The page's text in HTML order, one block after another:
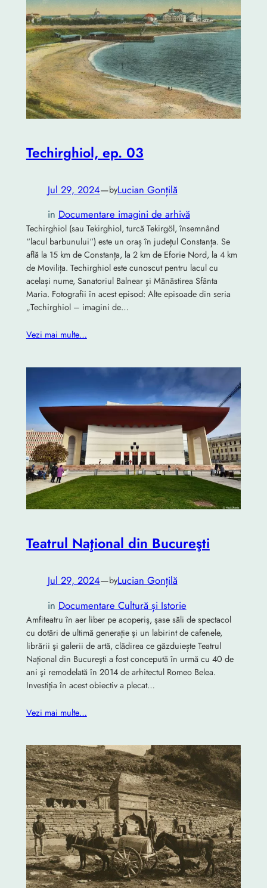
Techirghiol, ep. 03
Jul 29, 2024—byLucian Gonțilă
in Documentare imagini de arhivă
Techirghiol (sau Tekirghiol, turcă Tekirgöl, însemnând
“lacul barbunului“) este un oraș în județul Constanța. Se
află la 15 km de Constanța, la 2 km de Eforie Nord, la 4 km
de Movilița. Techirghiol este cunoscut pentru lacul cu
același nume, Sanatoriul Balnear și Mănăstirea Sfânta
Maria. Fotografii în acest episod: Alte episoade din seria
„Techirghiol – imagini de…
Vezi mai multe…
Teatrul Naţional din Bucureşti
Jul 29, 2024—byLucian Gonțilă
in Documentare Cultură și Istorie
Amfiteatru în aer liber pe acoperiş, şase săli de spectacol
cu dotări de ultimă generaţie şi un labirint de cafenele,
librării şi galerii de artă, clădirea ce găzduiește Teatrul
Naţional din Bucureşti a fost concepută în urmă cu 40 de
ani şi remodelată în 2014 de arhitectul Romeo Belea.
Investiţia în acest obiectiv a plecat…
Vezi mai multe…